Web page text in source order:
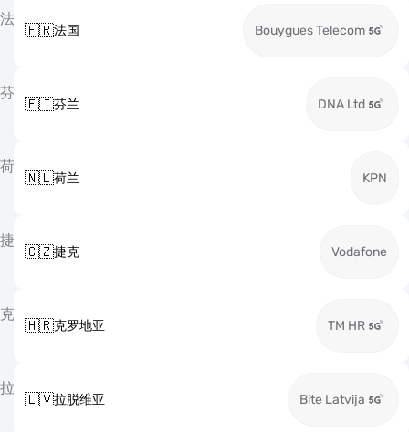
法
🇫🇷法国 Bouygues Telecom
芬
🇫🇮芬兰 DNA Ltd
荷
🇳🇱荷兰 KPN
捷
🇨🇿捷克 Vodafone
克
🇭🇷克罗地亚 TM HR
拉
🇱🇻拉脱维亚 Bite Latvija